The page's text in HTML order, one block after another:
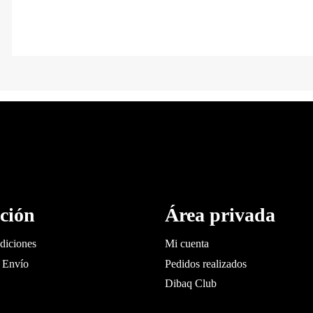
Envío
Área privada
Mi cuenta
Pedidos realizados
Dibaq Club